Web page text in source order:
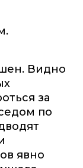
Видно
за
по
явно